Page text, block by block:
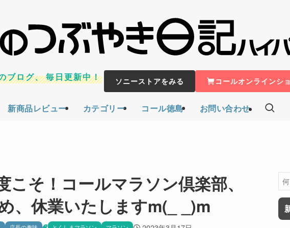
新商品レビュー カテゴリー コール徳島 お問い合わせ
ブログ、毎日更新中！ ソニーストアをみる コールオンラインシ
そ！コールマラソン倶楽部、
、休業いたしますm(_ _)m
検
索